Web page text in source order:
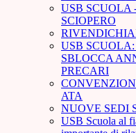
USB SCUOLA
SCIOPERO
USB
SBLOCCA
PRECARI
ATA
NUOVE SEDI
USB Scuola al